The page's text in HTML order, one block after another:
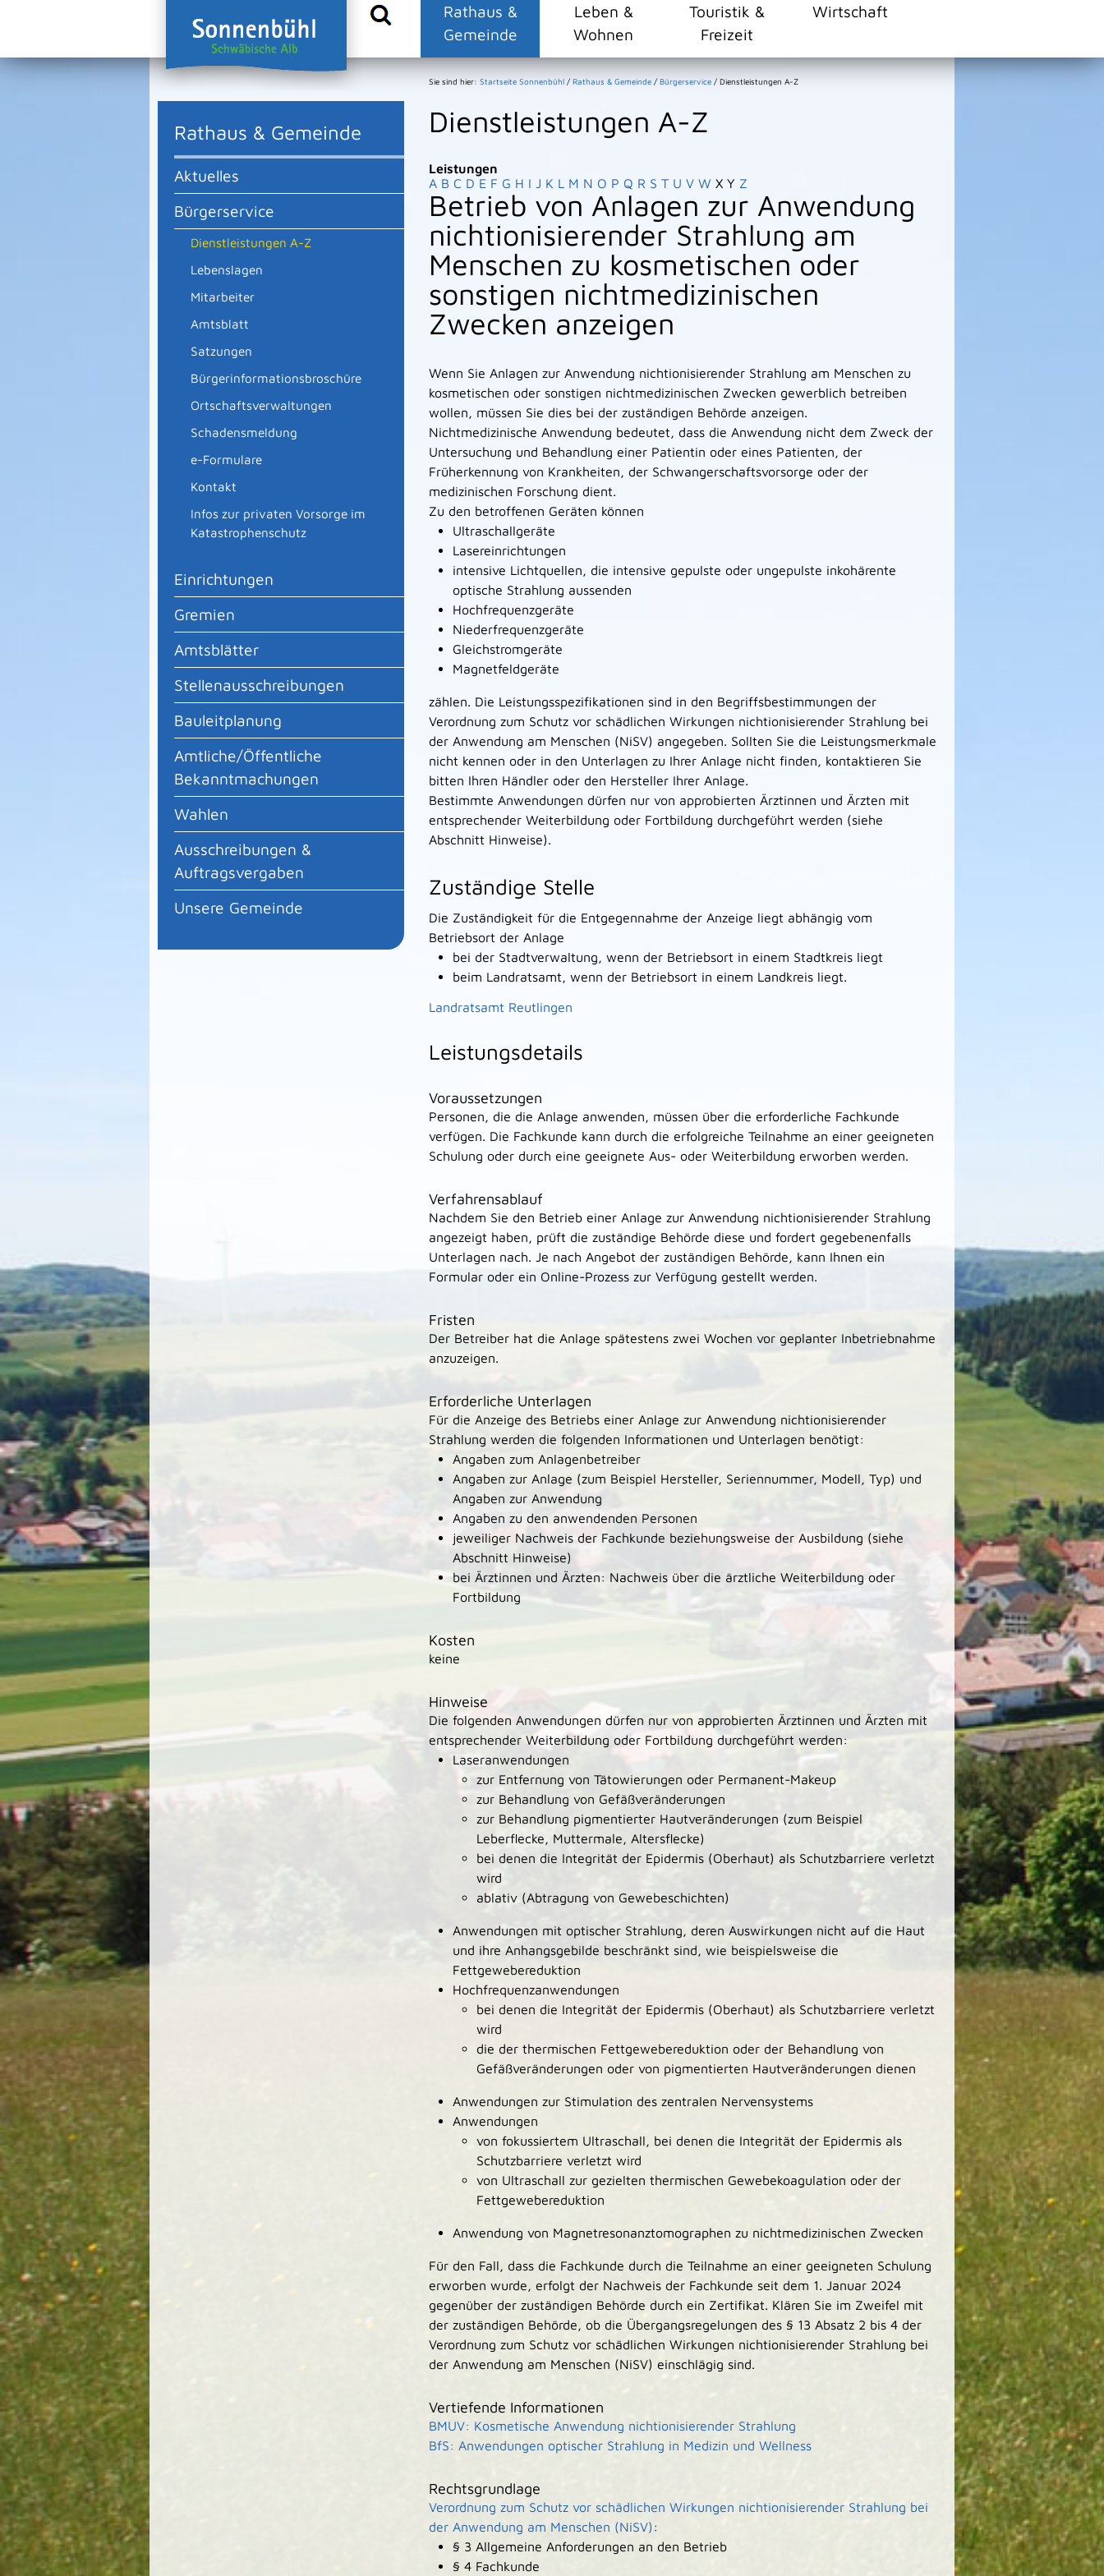
Rathaus &
Gemeinde
Leben &
Wohnen
Touristik &
Freizeit
Wirtschaft
Rathaus & Gemeinde
Aktuelles
Bürgerservice
Dienstleistungen A-Z
Lebenslagen
Mitarbeiter
Amtsblatt
Satzungen
Bürgerinformationsbroschüre
Ortschaftsverwaltungen
Schadensmeldung
e-Formulare
Kontakt
Infos zur privaten Vorsorge im
Katastrophenschutz
Einrichtungen
Gremien
Amtsblätter
Stellenausschreibungen
Bauleitplanung
Amtliche/Öffentliche
Bekanntmachungen
Wahlen
Ausschreibungen &
Auftragsvergaben
Unsere Gemeinde
Sie sind hier: Startseite Sonnenbühl / Rathaus & Gemeinde / Bürgerservice / Dienstleistungen A-Z
Dienstleistungen A-Z
Leistungen
A B C D E F G H I J K L M N O P Q R S T U V W X Y Z
Betrieb von Anlagen zur Anwendung
nichtionisierender Strahlung am
Menschen zu kosmetischen oder
sonstigen nichtmedizinischen
Zwecken anzeigen
Wenn Sie Anlagen zur Anwendung nichtionisierender Strahlung am Menschen zu
kosmetischen oder sonstigen nichtmedizinischen Zwecken gewerblich betreiben
wollen, müssen Sie dies bei der zuständigen Behörde anzeigen.
Nichtmedizinische Anwendung bedeutet, dass die Anwendung nicht dem Zweck der
Untersuchung und Behandlung einer Patientin oder eines Patienten, der
Früherkennung von Krankheiten, der Schwangerschaftsvorsorge oder der
medizinischen Forschung dient.
Zu den betroffenen Geräten können
Ultraschallgeräte
Lasereinrichtungen
intensive Lichtquellen, die intensive gepulste oder ungepulste inkohärente
optische Strahlung aussenden
Hochfrequenzgeräte
Niederfrequenzgeräte
Gleichstromgeräte
Magnetfeldgeräte
zählen. Die Leistungsspezifikationen sind in den Begriffsbestimmungen der
Verordnung zum Schutz vor schädlichen Wirkungen nichtionisierender Strahlung bei
der Anwendung am Menschen (NiSV) angegeben. Sollten Sie die Leistungsmerkmale
nicht kennen oder in den Unterlagen zu Ihrer Anlage nicht finden, kontaktieren Sie
bitten Ihren Händler oder den Hersteller Ihrer Anlage.
Bestimmte Anwendungen dürfen nur von approbierten Ärztinnen und Ärzten mit
entsprechender Weiterbildung oder Fortbildung durchgeführt werden (siehe
Abschnitt Hinweise).
Zuständige Stelle
Die Zuständigkeit für die Entgegennahme der Anzeige liegt abhängig vom
Betriebsort der Anlage
bei der Stadtverwaltung, wenn der Betriebsort in einem Stadtkreis liegt
beim Landratsamt, wenn der Betriebsort in einem Landkreis liegt.
Landratsamt Reutlingen
Leistungsdetails
Voraussetzungen
Personen, die die Anlage anwenden, müssen über die erforderliche Fachkunde
verfügen. Die Fachkunde kann durch die erfolgreiche Teilnahme an einer geeigneten
Schulung oder durch eine geeignete Aus- oder Weiterbildung erworben werden.
Verfahrensablauf
Nachdem Sie den Betrieb einer Anlage zur Anwendung nichtionisierender Strahlung
angezeigt haben, prüft die zuständige Behörde diese und fordert gegebenenfalls
Unterlagen nach. Je nach Angebot der zuständigen Behörde, kann Ihnen ein
Formular oder ein Online-Prozess zur Verfügung gestellt werden.
Fristen
Der Betreiber hat die Anlage spätestens zwei Wochen vor geplanter Inbetriebnahme
anzuzeigen.
Erforderliche Unterlagen
Für die Anzeige des Betriebs einer Anlage zur Anwendung nichtionisierender
Strahlung werden die folgenden Informationen und Unterlagen benötigt:
Angaben zum Anlagenbetreiber
Angaben zur Anlage (zum Beispiel Hersteller, Seriennummer, Modell, Typ) und
Angaben zur Anwendung
Angaben zu den anwendenden Personen
jeweiliger Nachweis der Fachkunde beziehungsweise der Ausbildung (siehe
Abschnitt Hinweise)
bei Ärztinnen und Ärzten: Nachweis über die ärztliche Weiterbildung oder
Fortbildung
Kosten
keine
Hinweise
Die folgenden Anwendungen dürfen nur von approbierten Ärztinnen und Ärzten mit
entsprechender Weiterbildung oder Fortbildung durchgeführt werden:
Laseranwendungen
zur Entfernung von Tätowierungen oder Permanent-Makeup
zur Behandlung von Gefäßveränderungen
zur Behandlung pigmentierter Hautveränderungen (zum Beispiel
Leberflecke, Muttermale, Altersflecke)
bei denen die Integrität der Epidermis (Oberhaut) als Schutzbarriere verletzt
wird
ablativ (Abtragung von Gewebeschichten)
Anwendungen mit optischer Strahlung, deren Auswirkungen nicht auf die Haut
und ihre Anhangsgebilde beschränkt sind, wie beispielsweise die
Fettgewebereduktion
Hochfrequenzanwendungen
bei denen die Integrität der Epidermis (Oberhaut) als Schutzbarriere verletzt
wird
die der thermischen Fettgewebereduktion oder der Behandlung von
Gefäßveränderungen oder von pigmentierten Hautveränderungen dienen
Anwendungen zur Stimulation des zentralen Nervensystems
Anwendungen
von fokussiertem Ultraschall, bei denen die Integrität der Epidermis als
Schutzbarriere verletzt wird
von Ultraschall zur gezielten thermischen Gewebekoagulation oder der
Fettgewebereduktion
Anwendung von Magnetresonanztomographen zu nichtmedizinischen Zwecken
Für den Fall, dass die Fachkunde durch die Teilnahme an einer geeigneten Schulung
erworben wurde, erfolgt der Nachweis der Fachkunde seit dem 1. Januar 2024
gegenüber der zuständigen Behörde durch ein Zertifikat. Klären Sie im Zweifel mit
der zuständigen Behörde, ob die Übergangsregelungen des § 13 Absatz 2 bis 4 der
Verordnung zum Schutz vor schädlichen Wirkungen nichtionisierender Strahlung bei
der Anwendung am Menschen (NiSV) einschlägig sind.
Vertiefende Informationen
BMUV: Kosmetische Anwendung nichtionisierender Strahlung
BfS: Anwendungen optischer Strahlung in Medizin und Wellness
Rechtsgrundlage
Verordnung zum Schutz vor schädlichen Wirkungen nichtionisierender Strahlung bei
der Anwendung am Menschen (NiSV) :
§ 3 Allgemeine Anforderungen an den Betrieb
§ 4 Fachkunde